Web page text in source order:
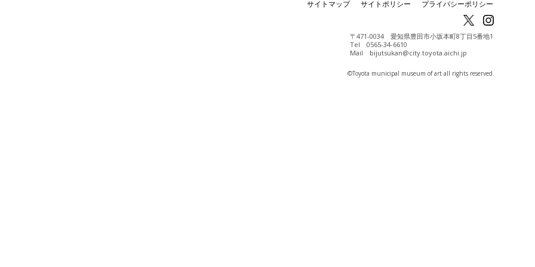
サイトマップ サイトポリシー プライバシーポリシー
〒471-0034 愛知県豊田市小坂本町8丁目5番地1
Tel 0565-34-6610
Mail bijutsukan@city.toyota.aichi.jp
©️Toyota municipal museum of art all rights reserved.